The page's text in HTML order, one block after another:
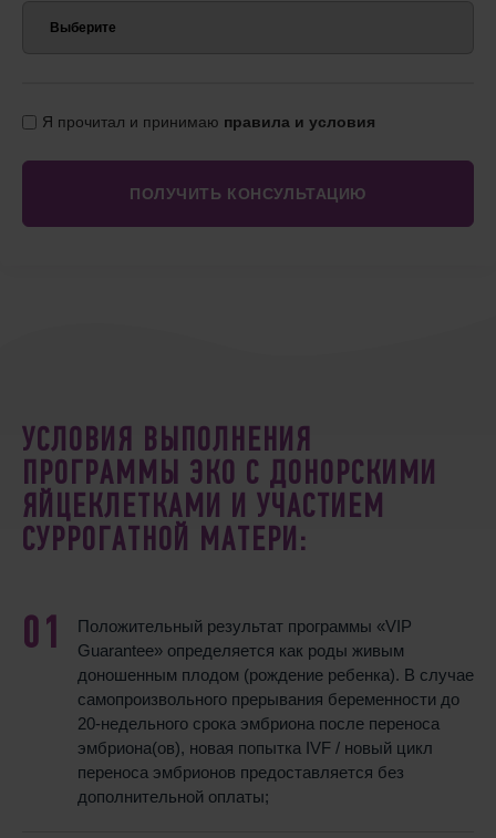
Я прочитал и принимаю правила и условия
УСЛОВИЯ ВЫПОЛНЕНИЯ
ПРОГРАММЫ ЭКО С ДОНОРСКИМИ
ЯЙЦЕКЛЕТКАМИ И УЧАСТИЕМ
СУРРОГАТНОЙ МАТЕРИ:
Положительный результат программы «VIP
Guarantee» определяется как роды живым
доношенным плодом (рождение ребенка). В случае
самопроизвольного прерывания беременности до
20-недельного срока эмбриона после переноса
эмбриона(ов), новая попытка IVF / новый цикл
переноса эмбрионов предоставляется без
дополнительной оплаты;